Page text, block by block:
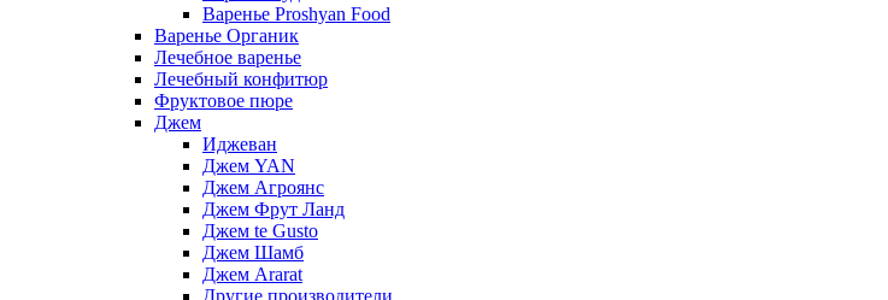
Варенье Proshyan Food
Варенье Органик
Лечебное варенье
Лечебный конфитюр
Фруктовое пюре
Джем
Иджеван
Джем YAN
Джем Агроянс
Джем Фрут Ланд
Джем te Gusto
Джем Шамб
Джем Ararat
Другие производители